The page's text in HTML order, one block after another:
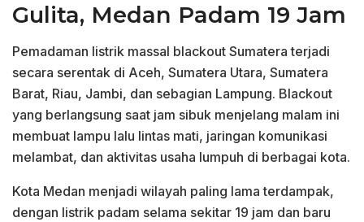
Gulita, Medan Padam 19 Jam
Pemadaman listrik massal blackout Sumatera terjadi
secara serentak di Aceh, Sumatera Utara, Sumatera
Barat, Riau, Jambi, dan sebagian Lampung. Blackout
yang berlangsung saat jam sibuk menjelang malam ini
membuat lampu lalu lintas mati, jaringan komunikasi
melambat, dan aktivitas usaha lumpuh di berbagai kota.
Kota Medan menjadi wilayah paling lama terdampak,
dengan listrik padam selama sekitar 19 jam dan baru